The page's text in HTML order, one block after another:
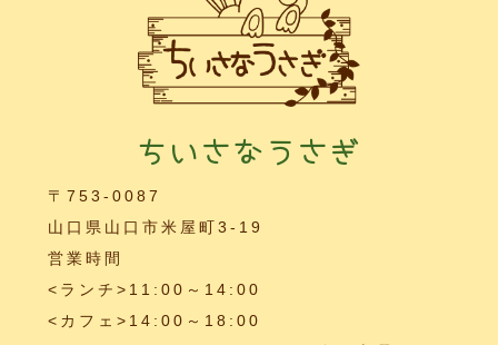
ちいさなうさぎ
〒753-0087
山口県山口市米屋町3-19
営業時間
<ランチ>11:00～14:00
<カフェ>14:00～18:00